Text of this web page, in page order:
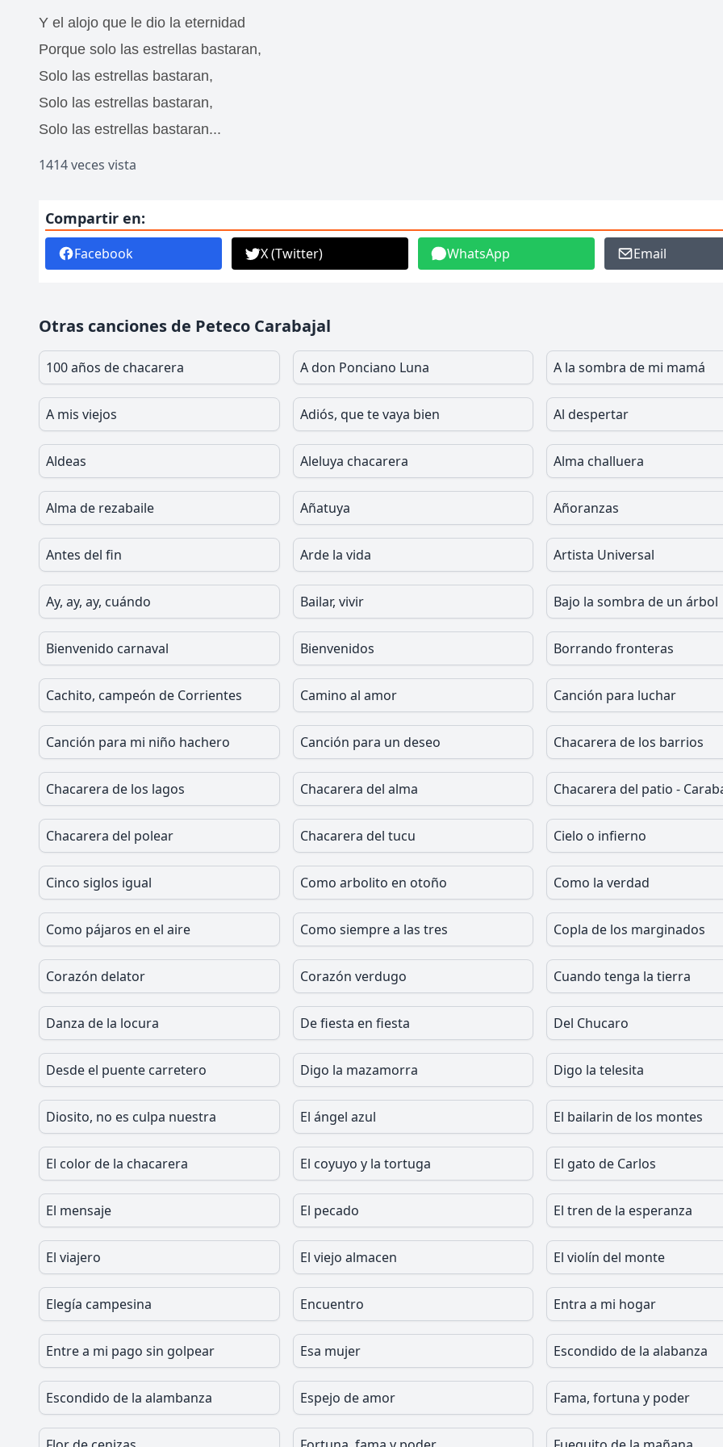
Y el alojo que le dio la eternidad
Porque solo las estrellas bastaran,
Solo las estrellas bastaran,
Solo las estrellas bastaran,
Solo las estrellas bastaran...
1414 veces vista
Compartir en:
Facebook X (Twitter) WhatsApp Email
Otras canciones de Peteco Carabajal
100 años de chacarera A don Ponciano Luna A la sombra de mi mamá
A mis viejos Adiós, que te vaya bien Al despertar
Aldeas Aleluya chacarera Alma challuera
Alma de rezabaile Añatuya Añoranzas
Antes del fin Arde la vida Artista Universal
Ay, ay, ay, cuándo Bailar, vivir Bajo la sombra de un árbol
Bienvenido carnaval Bienvenidos Borrando fronteras
Cachito, campeón de Corrientes Camino al amor Canción para luchar
Canción para mi niño hachero Canción para un deseo Chacarera de los barrios
Chacarera de los lagos Chacarera del alma Chacarera del patio -
Chacarera del polear Chacarera del tucu Cielo o infierno
Cinco siglos igual Como arbolito en otoño Como la verdad
Como pájaros en el aire Como siempre a las tres Copla de los marginados
Corazón delator Corazón verdugo Cuando tenga la tierra
Danza de la locura De fiesta en fiesta Del Chucaro
Desde el puente carretero Digo la mazamorra Digo la telesita
Diosito, no es culpa nuestra El ángel azul El bailarin de los montes
El color de la chacarera El coyuyo y la tortuga El gato de Carlos
El mensaje El pecado El tren de la esperanza
El viajero El viejo almacen El violín del monte
Elegía campesina Encuentro Entra a mi hogar
Entre a mi pago sin golpear Esa mujer Escondido de la alabanza
Escondido de la alambanza Espejo de amor Fama, fortuna y poder